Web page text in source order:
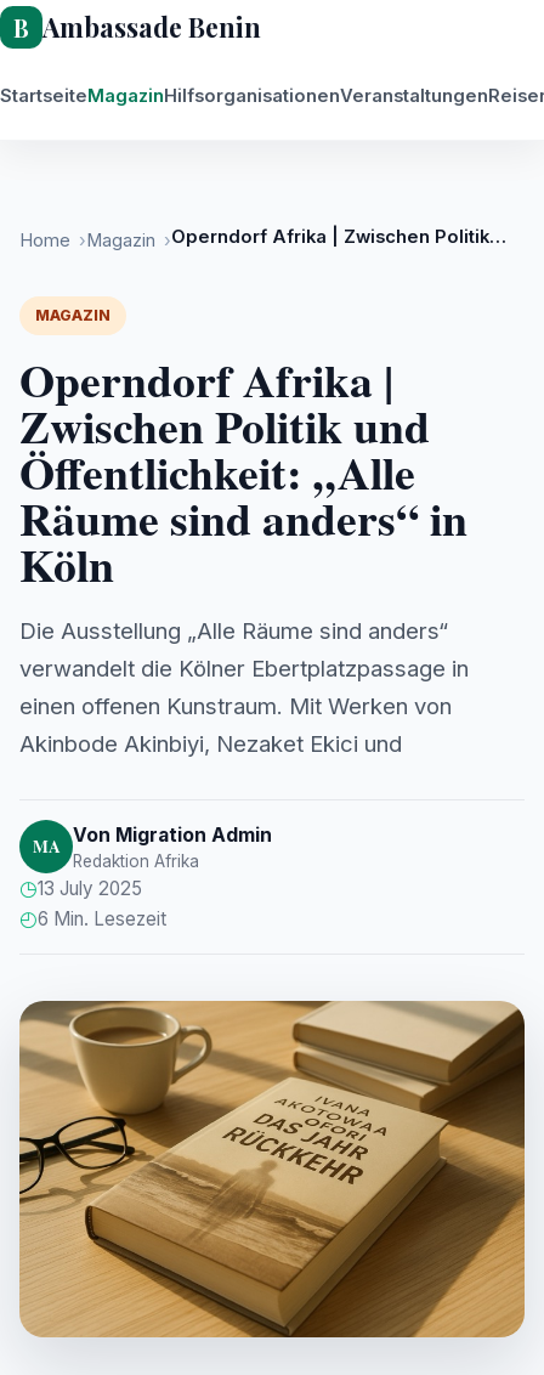
Ambassade Benin
StartseiteMagazinHilfsorganisationenVeranstaltungen
Magazin
Home Magazin Operndorf Afrika | Zwischen Politik und Öffentlichkeit: „Alle Räume sind anders“ in Köln
MAGAZIN
Operndorf Afrika |
Zwischen Politik und
Öffentlichkeit: „Alle
Räume sind anders“ in
Köln
Die Ausstellung „Alle Räume sind anders“
verwandelt die Kölner Ebertplatzpassage in
einen offenen Kunstraum. Mit Werken von
Akinbode Akinbiyi, Nezaket Ekici und
MA Von Migration Admin
Redaktion Afrika
◷13 July 2025
◴6 Min. Lesezeit